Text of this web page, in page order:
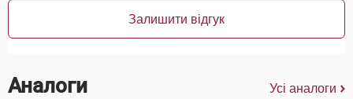
Залишити відгук
Аналоги Усі аналоги